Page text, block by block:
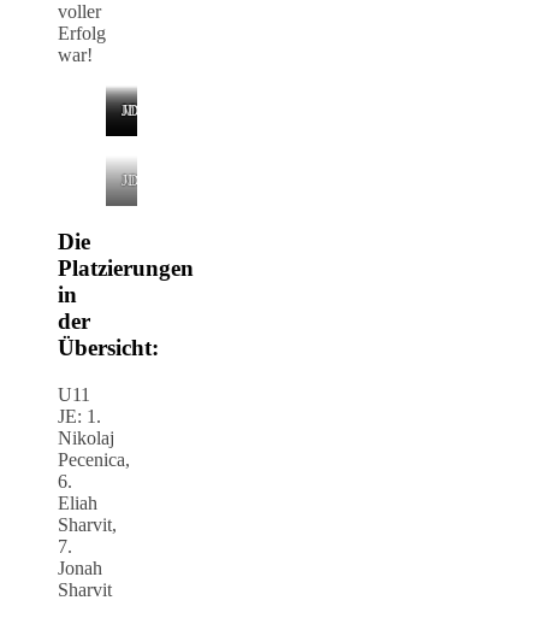
voller
Erfolg
war!
MEU11
MEU13
MXU13
JEU11
MDU13
JDU11
MDU19
JDU19
MXU19
JDU11
Die
Platzierungen
in
der
Übersicht:
U11
JE: 1.
Nikolaj
Pecenica,
6.
Eliah
Sharvit,
7.
Jonah
Sharvit